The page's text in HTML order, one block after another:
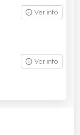
Ver info
Ver info